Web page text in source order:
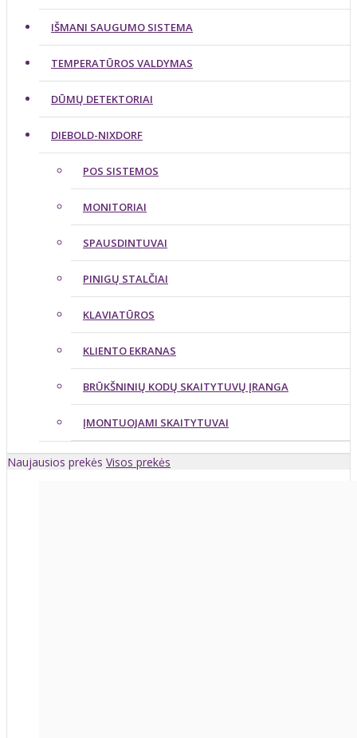
IŠMANI SAUGUMO SISTEMA
TEMPERATŪROS VALDYMAS
DŪMŲ DETEKTORIAI
DIEBOLD-NIXDORF
POS SISTEMOS
MONITORIAI
SPAUSDINTUVAI
PINIGŲ STALČIAI
KLAVIATŪROS
KLIENTO EKRANAS
BRŪKŠNINIŲ KODŲ SKAITYTUVŲ ĮRANGA
ĮMONTUOJAMI SKAITYTUVAI
Naujausios prekės Visos prekės